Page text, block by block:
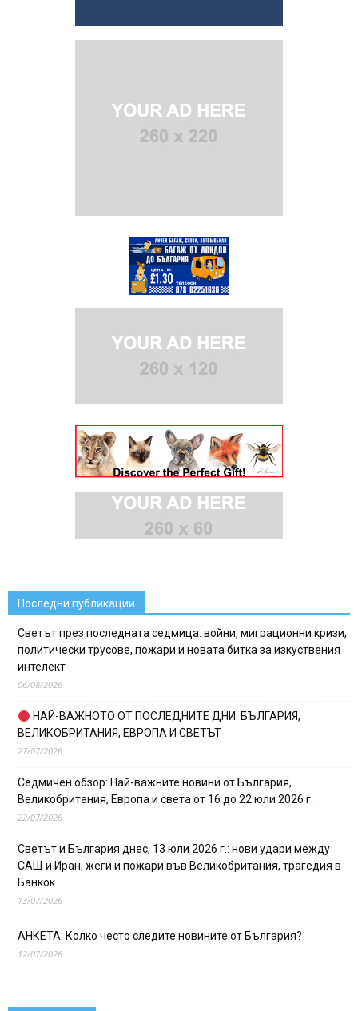
Последни публикации
Светът през последната седмица: войни, миграционни кризи,
политически трусове, пожари и новата битка за изкуствения
интелект
06/08/2026
НАЙ-ВАЖНОТО ОТ ПОСЛЕДНИТЕ ДНИ: БЪЛГАРИЯ,
ВЕЛИКОБРИТАНИЯ, ЕВРОПА И СВЕТЪТ
27/07/2026
Седмичен обзор: Най-важните новини от България,
Великобритания, Европа и света от 16 до 22 юли 2026 г.
22/07/2026
Светът и България днес, 13 юли 2026 г.: нови удари между
САЩ и Иран, жеги и пожари във Великобритания, трагедия в
Банкок
13/07/2026
АНКЕТА: Колко често следите новините от България?
12/07/2026